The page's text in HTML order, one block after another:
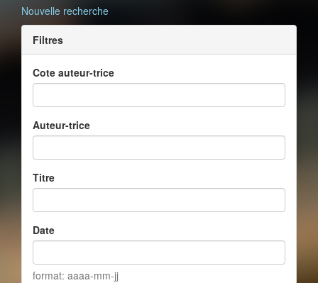
Nouvelle recherche
Filtres
Cote auteur-trice
Auteur-trice
Titre
Date
format: aaaa-mm-jj